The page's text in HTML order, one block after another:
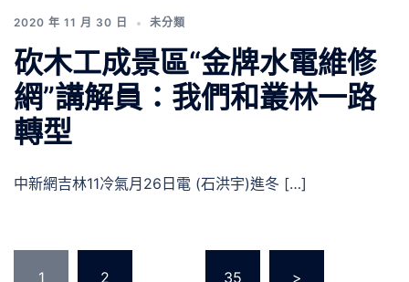
2020 年 11 月 30 日 未分類
砍木工成景區“金牌水電維修
網”講解員：我們和叢林一路
轉型
中新網吉林11冷氣月26日電 (石洪宇)進冬 […]
1 2 35 >